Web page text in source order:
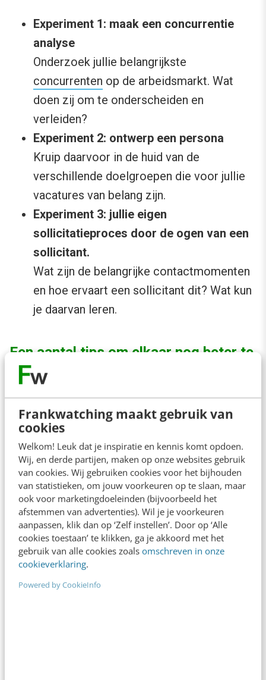
Frankwatching maakt gebruik van
cookies
Welkom! Leuk dat je inspiratie en kennis komt opdoen.
Wij, en derde partijen, maken op onze websites gebruik
van cookies. Wij gebruiken cookies voor het bijhouden
van statistieken, om jouw voorkeuren op te slaan, maar
ook voor marketingdoeleinden (bijvoorbeeld het
afstemmen van advertenties). Wil je je voorkeuren
aanpassen, klik dan op ‘Zelf instellen’. Door op ‘Alle
cookies toestaan’ te klikken, ga je akkoord met het
gebruik van alle cookies zoals omschreven in onze
cookieverklaring.
Powered by CookieInfo
Experiment 1: maak een concurrentie
analyse
Onderzoek jullie belangrijkste
concurrenten op de arbeidsmarkt. Wat
doen zij om te onderscheiden en
verleiden?
Experiment 2: ontwerp een persona
Kruip daarvoor in de huid van de
verschillende doelgroepen die voor jullie
vacatures van belang zijn.
Experiment 3: jullie eigen
sollicitatieproces door de ogen van een
sollicitant.
Wat zijn de belangrijke contactmomenten
en hoe ervaart een sollicitant dit? Wat kun
je daarvan leren.
Een aantal tips om elkaar nog beter te
begrijpen
Marketeers zijn van nature gewend om van
perspectief te wisselen. Dat is namelijk
wat er gebeurt als je je probeert in te leven
in een doelgroep. Je moet begrijpen wat
de doelgroep belangrijk vindt en waar
behoeften liggen om bewustzijn,
overweging en uiteindelijk conversie te
realiseren. HR is dit minder gewend.
HR denkt vaak in processen of hoe de
dingen ‘strak geregeld’ kunnen worden.
Marketing denkt meer in kansen,